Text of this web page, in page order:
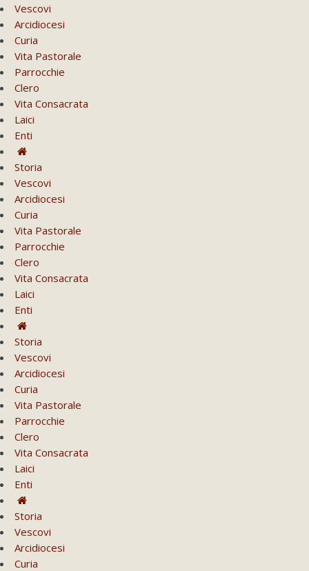
Vescovi
Arcidiocesi
Curia
Vita Pastorale
Parrocchie
Clero
Vita Consacrata
Laici
Enti
Storia
Vescovi
Arcidiocesi
Curia
Vita Pastorale
Parrocchie
Clero
Vita Consacrata
Laici
Enti
Storia
Vescovi
Arcidiocesi
Curia
Vita Pastorale
Parrocchie
Clero
Vita Consacrata
Laici
Enti
Storia
Vescovi
Arcidiocesi
Curia